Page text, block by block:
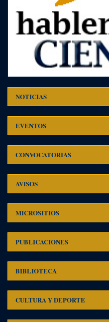
NOTICIAS
EVENTOS
CONVOCATORIAS
AVISOS
MICROSITIOS
PUBLICACIONES
BIBLIOTECA
CULTURA Y DEPORTE